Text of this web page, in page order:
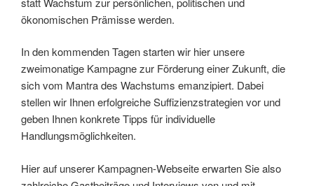
ökonomischen Prämisse werden.
In den kommenden Tagen starten wir hier unsere
zweimonatige Kampagne zur Förderung einer Zukunft, die
sich vom Mantra des Wachstums emanzipiert. Dabei
stellen wir Ihnen erfolgreiche Suffizienzstrategien vor und
geben Ihnen konkrete Tipps für individuelle
Handlungsmöglichkeiten.
Hier auf unserer Kampagnen-Webseite erwarten Sie also